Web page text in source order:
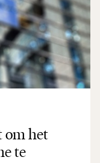
om het
te